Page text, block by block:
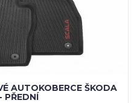
AUTOKOBERCE ŠKODA
PŘEDNÍ